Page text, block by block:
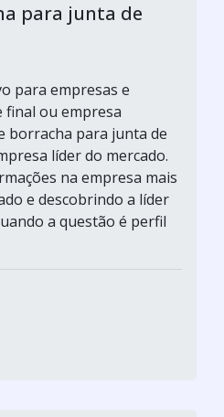
para junta de
para empresas e
final ou empresa
borracha para junta de
líder do mercado.
na empresa mais
e descobrindo a líder
a questão é perfil